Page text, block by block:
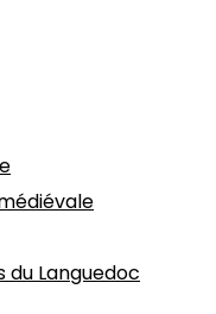
du Languedoc